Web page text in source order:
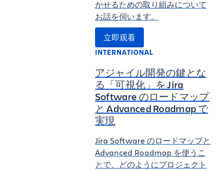
かせるための取り組みについて
お話を伺います。
立即观看
INTERNATIONAL
アジャイル開発の鍵とな
る「可視化」を Jira
Software のロードマップ
と Advanced Roadmap で
実現
Jira Software のロードマップと
Advanced Roadmap を使うこ
とで、どのようにプロジェクト